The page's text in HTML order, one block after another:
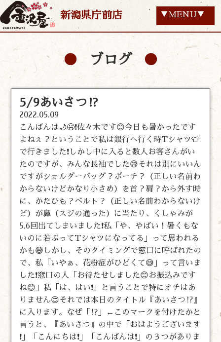
新潟県庁前店 ▼MENU▼
ブログ
5/9あいさつ⁉️
2022.05.09
こんばんは🌙😃❗佐々木です😊今日も暑かったです
よねぇ？ということで私は銀行へ行く時Tシャツ👕
で行きました❗しかし中に入ると数人お客さんがい
たのですが、みんな長袖でした😅それは別にいいん
ですがショルダーバッグ？ポーチ？（正しい名前わ
からないけどかなり小さめ）を首？肩？から外す時
に、かたひも？ベルト？（正しい名前わからないけ
ど）が鼻（スジの通った）に当たり、くしゃみが
5,6回出てしまいました❗私「や、やばい！暑くもな
いのに若ぶってTシャツになってる」って思われる
かも😅しかし、そのタイミングで窓口に呼ばれたの
で、私「いやぁ、花粉症がひどくて😅」って言いま
した❗窓口の人「お待たせしました😊お振込みです
ね😊」私「は、はい❗」と言うことで特にオチはあ
りません😊それでは本日のタイトル『あいさつ⁉️』
に入ります。なぜ「⁉️」←このマークを付けたかと
言うと、『あいさつ』の中で「おはようございます
❗」「こんにちは❗」「こんばんは❗」の３つがありま